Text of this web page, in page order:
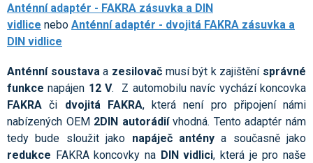
Anténní adaptér - FAKRA zásuvka a DIN
vidlice nebo Anténní adaptér - dvojitá FAKRA zásuvka a
DIN vidlice
Anténní soustavaa zesilovač musí být k zajištění správné
funkce napájen 12 V. Z automobilu navíc vychází koncovka
FAKRA či dvojitá FAKRA, která není pro připojení námi
nabízených OEM 2DIN autorádiívhodná. Tento adaptér nám
tedy bude sloužit jako napáječ anténya současně jako
redukce FAKRA koncovky na DIN vidlici, která je pro naše